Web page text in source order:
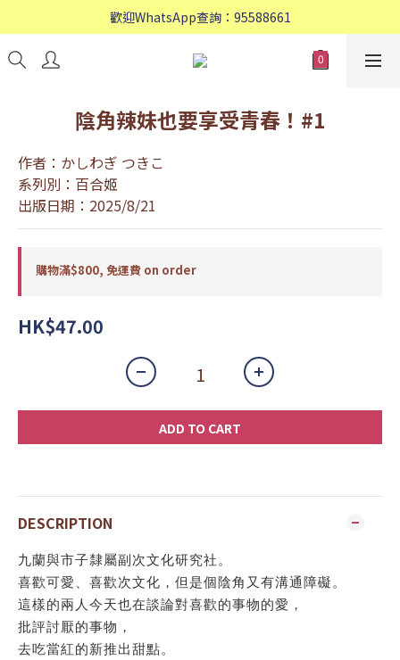
歡迎WhatsApp查詢：95588661
歡迎WhatsApp查詢：95588661
會員專享: 購物滿$800, 免運費
陰角辣妹也要享受青春！#1
作者：かしわぎ つきこ
系列別：百合姬
出版日期：2025/8/21
購物滿$800, 免運費 on order
HK$47.00
ADD TO CART
DESCRIPTION
九蘭與市子隸屬副次文化研究社。
喜歡可愛、喜歡次文化，但是個陰角又有溝通障礙。
這樣的兩人今天也在談論對喜歡的事物的愛，
批評討厭的事物，
去吃當紅的新推出甜點。